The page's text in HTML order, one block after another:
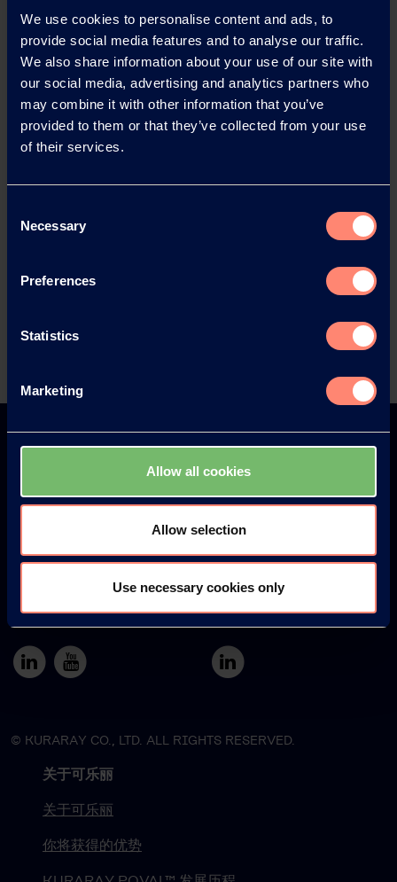
We use cookies to personalise content and ads, to
provide social media features and to analyse our traffic.
We also share information about your use of our site with
our social media, advertising and analytics partners who
may combine it with other information that you’ve
provided to them or that they’ve collected from your use
of their services.
Selection
Necessary
Preferences
Statistics
Marketing
Allow all cookies
Allow selection
Use necessary cookies only
总部
需要申请样品呢？
Japan South America
© KURARAY CO., LTD. ALL RIGHTS RESERVED.
关于可乐丽
关于可乐丽
你将获得的优势